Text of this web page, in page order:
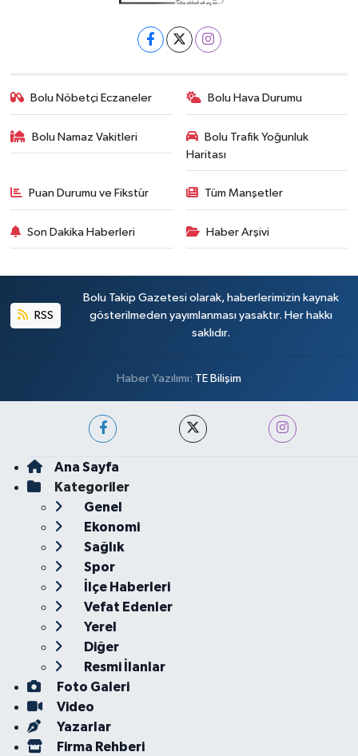
Bolu Nöbetçi Eczaneler Bolu Hava Durumu
Bolu Namaz Vakitleri
Bolu Trafik Yoğunluk
Haritası
Puan Durumu ve Fikstür Tüm Manşetler
Son Dakika Haberleri Haber Arşivi
RSS
Bolu Takip Gazetesi olarak, haberlerimizin kaynak
gösterilmeden yayımlanması yasaktır. Her hakkı
saklıdır.
Haber Yazılımı: TE Bilişim
Ana Sayfa
Kategoriler
Genel
Ekonomi
Sağlık
Spor
İlçe Haberleri
Vefat Edenler
Yerel
Diğer
Resmi İlanlar
Foto Galeri
Video
Yazarlar
Firma Rehberi